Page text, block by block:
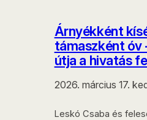
Árnyékként
támaszként óv
útja a hivatás
2026. március 17.
Leskó Csaba és